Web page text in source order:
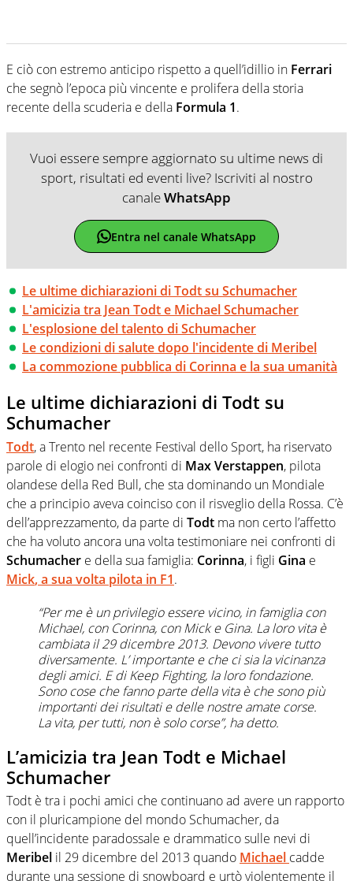
E ciò con estremo anticipo rispetto a quell’idillio in Ferrari
che segnò l’epoca più vincente e prolifera della storia
recente della scuderia e della Formula 1.
Vuoi essere sempre aggiornato su ultime news di
sport, risultati ed eventi live? Iscriviti al nostro
canaleWhatsApp
Entra nel canale WhatsApp
Le ultime dichiarazioni di Todt su Schumacher
L'amicizia tra Jean Todt e Michael Schumacher
L'esplosione del talento di Schumacher
Le condizioni di salute dopo l'incidente di Meribel
La commozione pubblica di Corinna e la sua umanità
Le ultime dichiarazioni di Todt su
Schumacher
Todt, a Trento nel recente Festival dello Sport, ha riservato
parole di elogio nei confronti di MaxVerstappen, pilota
olandese della Red Bull, che sta dominando un Mondiale
che a principio aveva coinciso con il risveglio della Rossa. C’è
dell’apprezzamento, da parte di Todt ma non certo l’affetto
che ha voluto ancora una volta testimoniare nei confronti di
Schumacher e della sua famiglia: Corinna, i figli Gina e
Mick, a sua volta pilota in F1.
“Per me è un privilegio essere vicino, in famiglia con
Michael, con Corinna, con Mick e Gina. La loro vita è
cambiata il 29 dicembre 2013. Devono vivere tutto
diversamente. L’ importante e che ci sia la vicinanza
degli amici. E di Keep Fighting, la loro fondazione.
Sono cose che fanno parte della vita è che sono più
importanti dei risultati e delle nostre amate corse.
La vita, per tutti, non è solo corse”, ha detto.
L’amicizia tra Jean Todt e Michael
Schumacher
Todt è tra i pochi amici che continuano ad avere un rapporto
con il pluricampione del mondo Schumacher, da
quell’incidente paradossale e drammatico sulle nevi di
Meribel il 29 dicembre del 2013 quando Michael cadde
durante una sessione di snowboard e urtò violentemente il